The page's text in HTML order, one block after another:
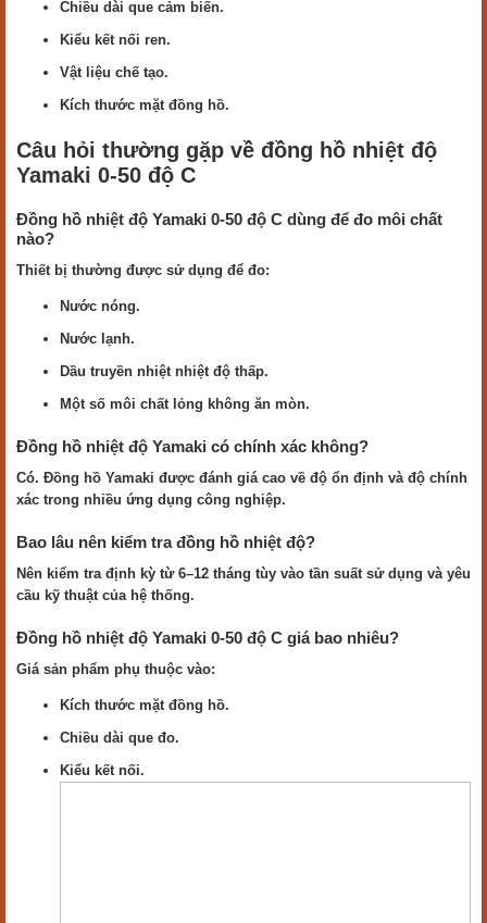
Chiều dài que cảm biến.
Kiểu kết nối ren.
Vật liệu chế tạo.
Kích thước mặt đồng hồ.
Câu hỏi thường gặp về đồng hồ nhiệt độ
Yamaki 0-50 độ C
Đồng hồ nhiệt độ Yamaki 0-50 độ C dùng để đo môi chất
nào?
Thiết bị thường được sử dụng để đo:
Nước nóng.
Nước lạnh.
Dầu truyền nhiệt nhiệt độ thấp.
Một số môi chất lỏng không ăn mòn.
Đồng hồ nhiệt độ Yamaki có chính xác không?
Có. Đồng hồ Yamaki được đánh giá cao về độ ổn định và độ chính
xác trong nhiều ứng dụng công nghiệp.
Bao lâu nên kiểm tra đồng hồ nhiệt độ?
Nên kiểm tra định kỳ từ 6–12 tháng tùy vào tần suất sử dụng và yêu
cầu kỹ thuật của hệ thống.
Đồng hồ nhiệt độ Yamaki 0-50 độ C giá bao nhiêu?
Giá sản phẩm phụ thuộc vào:
Kích thước mặt đồng hồ.
Chiều dài que đo.
Kiểu kết nối.